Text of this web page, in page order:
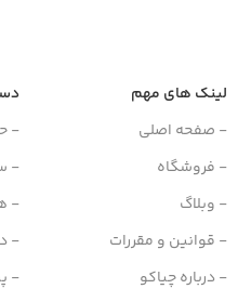
لینک های مهم
- صفحه اصلی
- فروشگاه
- وبلاگ
- قوانین و مقررات
- درباره چیاکو
-
-
-
-
-